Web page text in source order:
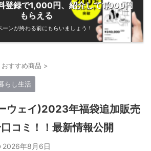
登録で1,000円、紹介して1,000円
もらえる
ーンが終わる前にもらいましょう！
おすすめ商品 >
らし生活
ウェイ)2023年福袋追加販売
コミ！！最新情報公開
2026年8月6日